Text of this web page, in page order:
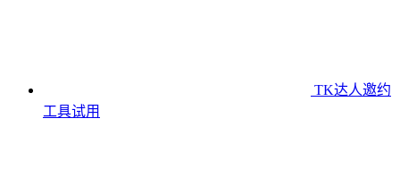
TK达人邀约
工具试用